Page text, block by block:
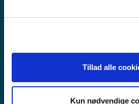
Tillad alle
Kun nødvendige
VIDAREGÅANDE